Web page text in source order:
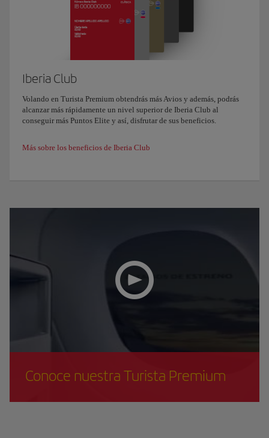
Iberia Club
Volando en Turista Premium obtendrás más Avios y además, podrás
alcanzar más rápidamente un nivel superior de Iberia Club al
conseguir más Puntos Elite y así, disfrutar de sus beneficios.
Más sobre los beneficios de Iberia Club
Conoce nuestra Turista Premium